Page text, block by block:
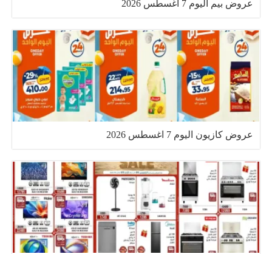
عروض بيم اليوم 7 اغسطس 2026
عروض كازيون اليوم 7 اغسطس 2026